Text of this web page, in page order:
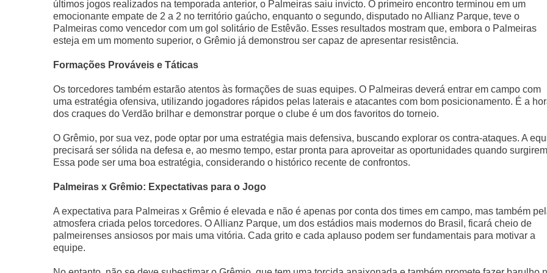
últimos jogos realizados na temporada anterior, o Palmeiras saiu invicto. O primeiro encontro terminou em um
emocionante empate de 2 a 2 no território gaúcho, enquanto o segundo, disputado no Allianz Parque, teve o
Palmeiras como vencedor com um gol solitário de Estêvão. Esses resultados mostram que, embora o Palmeiras
esteja em um momento superior, o Grêmio já demonstrou ser capaz de apresentar resistência.
Formações Prováveis e Táticas
Os torcedores também estarão atentos às formações de suas equipes. O Palmeiras deverá entrar em campo com
uma estratégia ofensiva, utilizando jogadores rápidos pelas laterais e atacantes com bom posicionamento. É a
dos craques do Verdão brilhar e demonstrar porque o clube é um dos favoritos do torneio.
O Grêmio, por sua vez, pode optar por uma estratégia mais defensiva, buscando explorar os contra-ataques. A
precisará ser sólida na defesa e, ao mesmo tempo, estar pronta para aproveitar as oportunidades quando
Essa pode ser uma boa estratégia, considerando o histórico recente de confrontos.
Palmeiras x Grêmio: Expectativas para o Jogo
A expectativa para Palmeiras x Grêmio é elevada e não é apenas por conta dos times em campo, mas também
atmosfera criada pelos torcedores. O Allianz Parque, um dos estádios mais modernos do Brasil, ficará cheio de
palmeirenses ansiosos por mais uma vitória. Cada grito e cada aplauso podem ser fundamentais para motivar a
equipe.